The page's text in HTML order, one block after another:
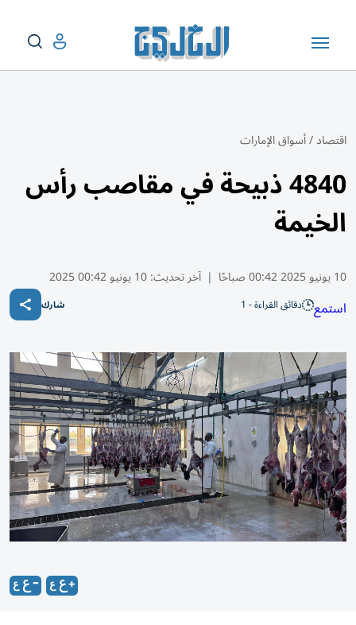
اقتصاد/أسواق الإمارات
4840 ذبيحة في مقاصب رأس
الخيمة
10 يونيو 2025 00:42 صباحًا | آخر تحديث:10 يونيو 00:42 2025
استمع دقائق القراءة - 1 شارك